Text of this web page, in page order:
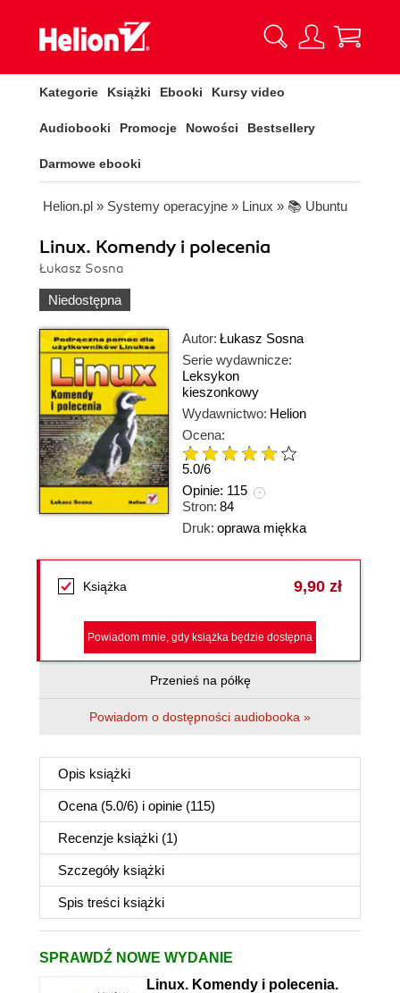
Kategorie Książki Ebooki Kursy video
Audiobooki Promocje Nowości Bestsellery
Darmowe ebooki
Helion.pl » Systemy operacyjne » Linux » 📚 Ubuntu
Linux. Komendy i polecenia
Łukasz Sosna
Niedostępna
Autor: Łukasz Sosna
Serie wydawnicze:
Leksykon
kieszonkowy
Wydawnictwo: Helion
Ocena:
5.0/6
Opinie: 115
Stron: 84
Druk: oprawa miękka
Książka 9,90 zł
Powiadom mnie, gdy książka będzie dostępna
Przenieś na półkę
Powiadom o dostępności audiobooka »
Opis książki
Ocena (5.0/6) i opinie (115)
Recenzje książki (1)
Szczegóły książki
Spis treści książki
SPRAWDŹ NOWE WYDANIE
Linux. Komendy i polecenia.